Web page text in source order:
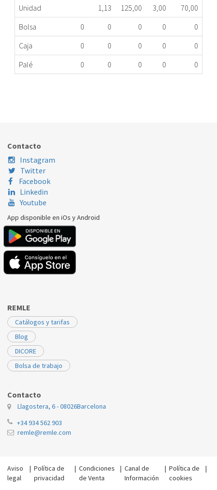
Unidad
1,13 125,00 3,00
70,00
Bolsa
0 0 0 0
0
Caja
0 0 0 0
0
Palé
0 0 0 0 0
Contacto
Instagram
Twitter
Facebook
Linkedin
Youtube
App disponible en iOs y Android
REMLE
Catálogos y tarifas
Blog
DICORE
Bolsa de trabajo
Contacto
Llagostera, 6 - 08026Barcelona
+34 934 562 903
remle@remle.com
Aviso
legal
| Política de
privacidad
|Condiciones
de Venta
|Canal de
Información
| Política de
cookies
|